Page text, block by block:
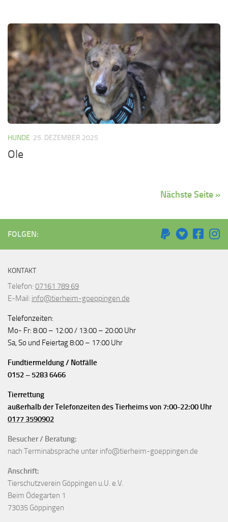
HUNDE 25. DEZEMBER 2025
Ole
Nächste Seite »
FOLGEN:
KONTAKT
Telefon: 07161 789 69
E-Mail: info@tierheim-goeppingen.de
Telefonzeiten:
Mo- Fr: 8:00 – 12:00 / 13:00 – 20:00 Uhr
Sa, So und Feiertag 8:00 – 17:00 Uhr
Fundtiermeldung / Notfälle
0152 – 5283 6466
Tierrettung
außerhalb der Telefonzeiten des Tierheims von 7:00-22:00 Uhr
0177 3590902
Besucher / Beratung:
nach Terminabsprache unter info@tierheim-goeppingen.de
Anschrift:
Tierschutzverein Göppingen u.U. e.V.
Beim Ödegarten 1
73035 Göppingen